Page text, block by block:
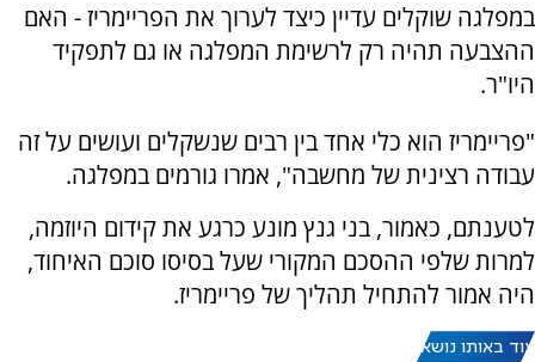
במפלגה שוקלים עדיין כיצד לערוך את הפריימריז - האם
ההצבעה תהיה רק לרשימת המפלגה או גם לתפקיד
היו"ר.
"פריימריז הוא כלי אחד בין רבים שנשקלים ועושים על זה
עבודה רצינית של מחשבה", אמרו גורמים במפלגה.
לטענתם, כאמור, בני גנץ מונע כרגע את קידום היוזמה,
למרות שלפי ההסכם המקורי שעל בסיסו סוכם האיחוד,
היה אמור להתחיל תהליך של פריימריז.
עוד באותו נושא: